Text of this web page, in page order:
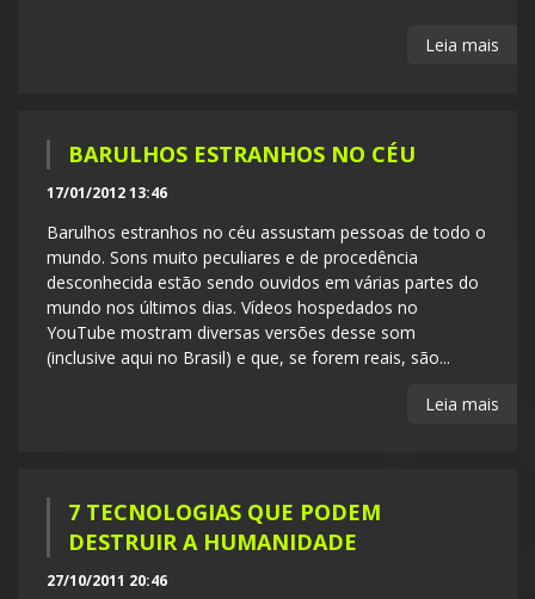
Leia mais
BARULHOS ESTRANHOS NO CÉU
17/01/2012 13:46
Barulhos estranhos no céu assustam pessoas de todo o
mundo. Sons muito peculiares e de procedência
desconhecida estão sendo ouvidos em várias partes do
mundo nos últimos dias. Vídeos hospedados no
YouTube mostram diversas versões desse som
(inclusive aqui no Brasil) e que, se forem reais, são...
Leia mais
7 TECNOLOGIAS QUE PODEM
DESTRUIR A HUMANIDADE
27/10/2011 20:46